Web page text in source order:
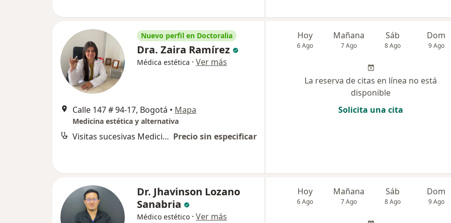
Nuevo perfil en Doctoralia
Dra. Zaira Ramírez
Médica estética · Ver más
Calle 147 # 94-17, Bogotá • Mapa
Medicina estética y alternativa
Visitas sucesivas Medicina Estética Precio sin especificar
Hoy
6 Ago
Mañana
7 Ago
Sáb
8 Ago
Dom
9 Ago
La reserva de citas en línea no está
disponible
Solicita una cita
Dr. Jhavinson Lozano
Sanabria
Médico estético · Ver más
Hoy
6 Ago
Mañana
7 Ago
Sáb
8 Ago
Dom
9 Ago